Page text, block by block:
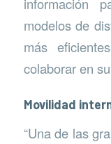
modelos de
más
colaborar en
Movilidad
“Una de las